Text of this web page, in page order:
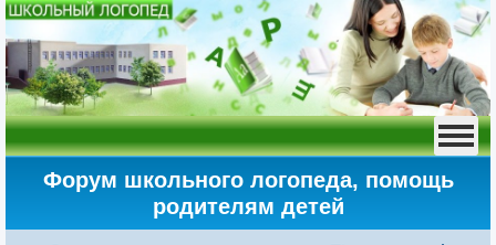
Форум школьного логопеда, помощь
родителям детей